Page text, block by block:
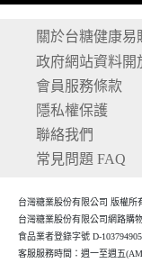
關於台糖健康易
政府網站資料開
會員服務條款
隱私權保護
聯絡我們
常見問題 FAQ
台灣糖業股份有限公司 版權所
台灣糖業股份有限公司網路購
食品業者登錄字號 D-
客服服務時間：週一至週五